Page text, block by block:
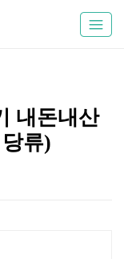
내돈내산
류)